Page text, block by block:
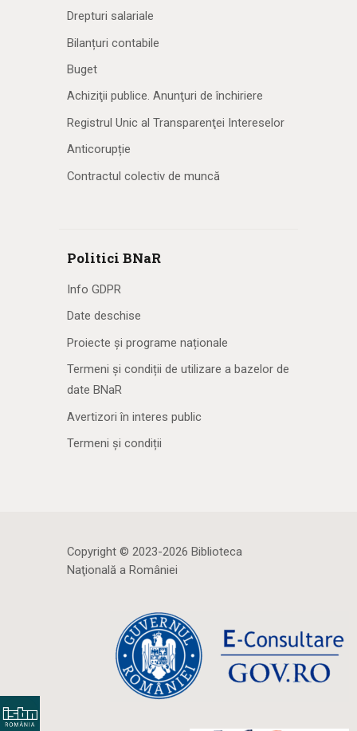
Drepturi salariale
Bilanțuri contabile
Buget
Achiziţii publice. Anunţuri de închiriere
Registrul Unic al Transparenţei Intereselor
Anticorupție
Contractul colectiv de muncă
Politici BNaR
Info GDPR
Date deschise
Proiecte și programe naționale
Termeni și condiții de utilizare a bazelor de
date BNaR
Avertizori în interes public
Termeni și condiții
Copyright © 2023-2026 Biblioteca
Naţională a României